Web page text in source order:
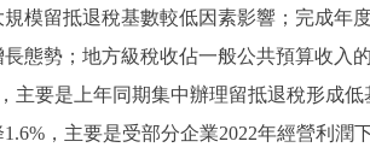
模留抵退稅基數較低因素影響；完成年
長態勢；地方級稅收佔一般公共預算收入
主要是上年同期集中辦理留抵退稅形成
1.6%，主要是受部分企業2022年經營利